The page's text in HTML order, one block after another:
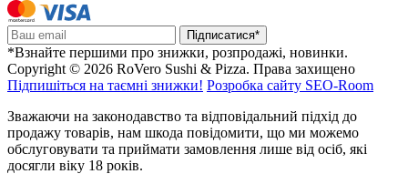
Підписатися*
*Взнайте першими про знижки, розпродажі, новинки.
Copyright © 2026 RoVero Sushi & Pizza. Права захищено
Підпишіться на таємні знижки! Розробка сайту SEO-Room
Зважаючи на законодавство та відповідальний підхід до
продажу товарів, нам шкода повідомити, що ми можемо
обслуговувати та приймати замовлення лише від осіб, які
досягли віку 18 років.